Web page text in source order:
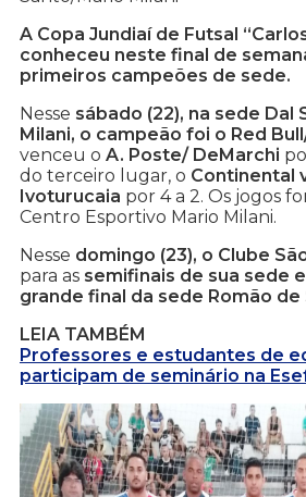
A Copa Jundiaí de Futsal
conheceu neste final de
primeiros campeões de sede.
Nesse sábado (22), na sede Dal
Milani, o campeão foi o Red
venceu o A. Poste/ DeMarchi
do terceiro lugar, o Continental
Ivoturucaia por 4 a 2. Os jogos
Centro Esportivo Mario Milani.
Nesse domingo (23), o Clube
para as semifinais de sua sede
grande final da sede Romão de
LEIA TAMBÉM
Professores e estudantes de
participam de seminário na